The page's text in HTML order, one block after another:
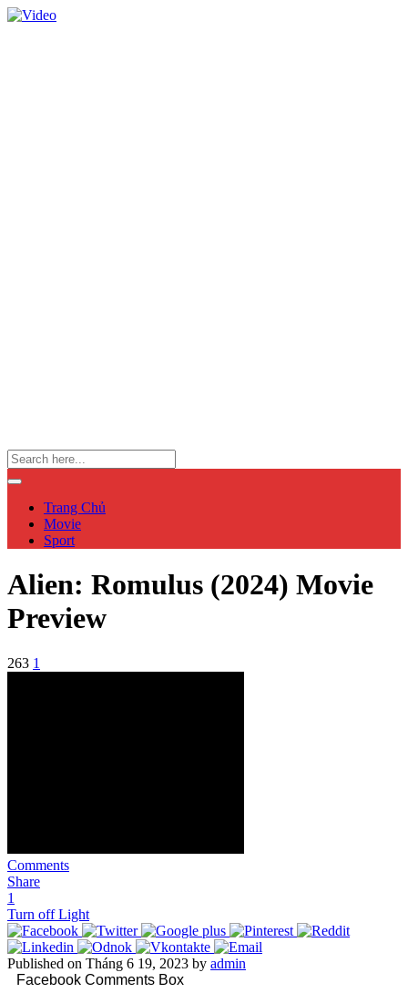
Trang Chủ
Movie
Sport
Alien: Romulus (2024) Movie
Preview
263 1
Comments
Share
1
Turn off Light
Published on Tháng 6 19, 2023 by admin
Facebook Comments Box